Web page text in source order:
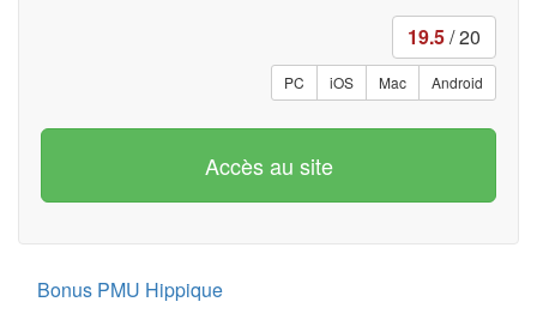
19.5/ 20
PC iOS Mac Android
Accès au site
Bonus PMU Hippique